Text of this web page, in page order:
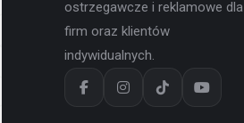
ostrzegawcze i reklamowe dla
firm oraz klientów
indywidualnych.